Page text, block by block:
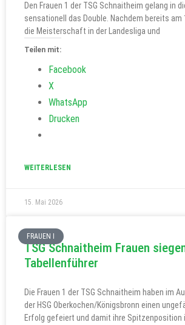
Den Frauen 1 der TSG Schnaitheim gelang in
sensationell das Double. Nachdem bereits am
die Meisterschaft in der Landesliga und
Teilen mit:
Facebook
X
WhatsApp
Drucken
WEITERLESEN
15. Mai 2026
FRAUEN I
TSG Schnaitheim Frauen
Tabellenführer
Die Frauen 1 der TSG Schnaitheim haben im
der HSG Oberkochen/Königsbronn einen
Erfolg gefeiert und damit ihre Spitzenposition